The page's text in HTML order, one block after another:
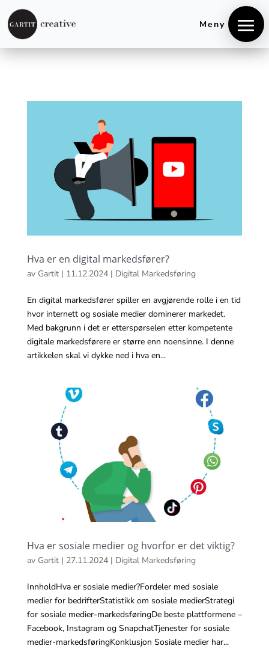
Hjem
Referanser
Portefølje
Om
Gartit
Creative
Kontakt oss
Meny
Hva er en digital markedsfører?
av Gartit| 11.12.2024| Digital Markedsføring
En digital markedsfører spiller en avgjørende rolle i en tid
hvor internett og sosiale medier dominerer markedet.
Med bakgrunn i det er etterspørselen etter kompetente
digitale markedsførere er større enn noensinne. I denne
artikkelen skal vi dykke ned i hva en...
Hva er sosiale medier og hvorfor er det viktig?
av Gartit| 27.11.2024| Digital Markedsføring
InnholdHva er sosiale medier?Fordeler med sosiale
medier for bedrifterStatistikk om sosiale medierStrategi
for sosiale medier-markedsføringDe beste plattformene –
Facebook, Instagram og SnapchatTjenester for sosiale
medier-markedsføringKonklusjon Sosiale medier har...